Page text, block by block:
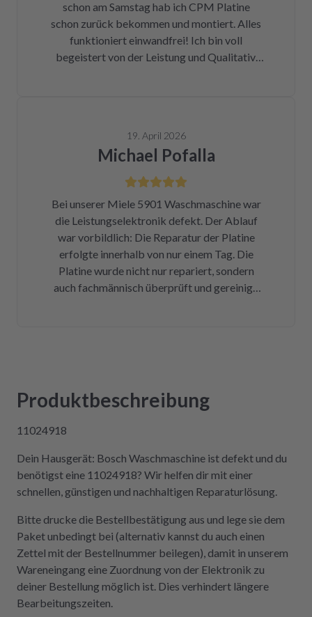
halbe Stunde, nachdem mein Paket
angekommen war, bekam ich eine Rechnung
der Reparatur und das Teil war wieder auf
dem Rückweg zu mir!!! Unglaublich. Leider
und angemacht. Und tada! Er läuft wieder! Ein
Träumchen. Danke, danke, danke. Wilk gar
nicht erst wissen, was der Mieltechniker
Zukunft nicht wieder auf repartly
zurückgreifen müssen. Aber gut zu wissen,
dass es diese Möglichkeit gibt! Werden wir
definitiv weiter empfehlen.
schon am Samstag hab ich CPM Platine
schon zurück bekommen und montiert. Alles
funktioniert einwandfrei! Ich bin voll
begeistert von der Leistung und Qualitativ.
19. April 2026
Michael Pofalla
Bei unserer Miele 5901 Waschmaschine war
die Leistungselektronik defekt. Der Ablauf
war vorbildlich: Die Reparatur der Platine
erfolgte innerhalb von nur einem Tag. Die
Platine wurde nicht nur repariert, sondern
auch fachmännisch überprüft und gereinigt.
Der Aus- und Einbau der Platine war dank der
Produktbeschreibung
11024918
Dein Hausgerät: Bosch Waschmaschine ist defekt und du
benötigst eine 11024918? Wir helfen dir mit einer
schnellen, günstigen und nachhaltigen Reparaturlösung.
Bitte drucke die Bestellbestätigung aus und lege sie dem
Paket unbedingt bei (alternativ kannst du auch einen
Zettel mit der Bestellnummer beilegen), damit in unserem
Wareneingang eine Zuordnung von der Elektronik zu
deiner Bestellung möglich ist. Dies verhindert längere
Bearbeitungszeiten.